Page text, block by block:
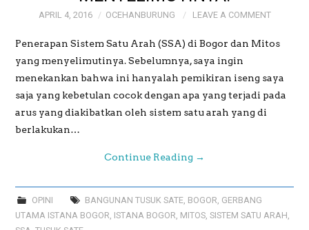
APRIL 4, 2016 OCEHANBURUNG LEAVE A COMMENT
Penerapan Sistem Satu Arah (SSA) di Bogor dan Mitos
yang menyelimutinya. Sebelumnya, saya ingin
menekankan bahwa ini hanyalah pemikiran iseng saya
saja yang kebetulan cocok dengan apa yang terjadi pada
arus yang diakibatkan oleh sistem satu arah yang di
berlakukan…
Continue Reading →
OPINI BANGUNAN TUSUK SATE, BOGOR GERBANG
UTAMA ISTANA BOGOR ISTANA BOGOR MITOS ,SISTEM SATU ARAH